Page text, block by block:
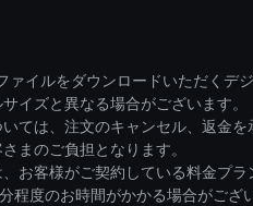
ァイルをダウンロードいただくデ
イズと異なる場合がございます。
ては、注文のキャンセル、返金を
まのご負担となります。
お客様がご契約している料金プ
程度のお時間がかかる場合がござ